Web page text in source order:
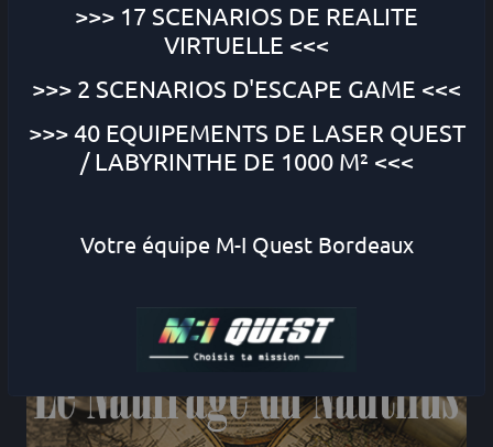
Choisissez votre centre
ESCAPE QUEST,
pour accéder à la
>>> 17 SCENARIOS DE REALITE
VIRTUELLE <<<
>>> 2 SCENARIOS D'ESCAPE GAME <<<
>>> 40 EQUIPEMENTS DE LASER QUEST
/ LABYRINTHE DE 1000 M² <<<
Votre équipe M-I Quest Bordeaux